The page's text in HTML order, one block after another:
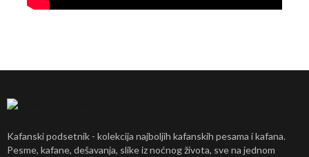
Kafanski podsetnik - kolekcija najboljih kafanskih pesama i kafana.
Pesme, kafane, dešavanja, slike iz noćnog života, sve na jednom